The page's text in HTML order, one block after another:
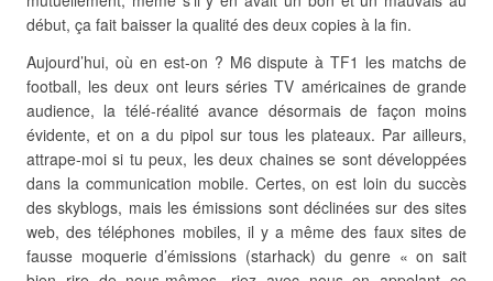
début, ça fait baisser la qualité des deux copies à la fin.
Aujourd’hui, où en est-on ? M6 dispute à TF1 les matchs de
football, les deux ont leurs séries TV américaines de grande
audience, la télé-réalité avance désormais de façon moins
évidente, et on a du pipol sur tous les plateaux. Par ailleurs,
attrape-moi si tu peux, les deux chaines se sont développées
dans la communication mobile. Certes, on est loin du succès
des skyblogs, mais les émissions sont déclinées sur des sites
web, des téléphones mobiles, il y a même des faux sites de
fausse moquerie d’émissions (starhack) du genre « on sait